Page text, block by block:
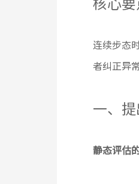
连续步态
者纠正异
一、
静态评估